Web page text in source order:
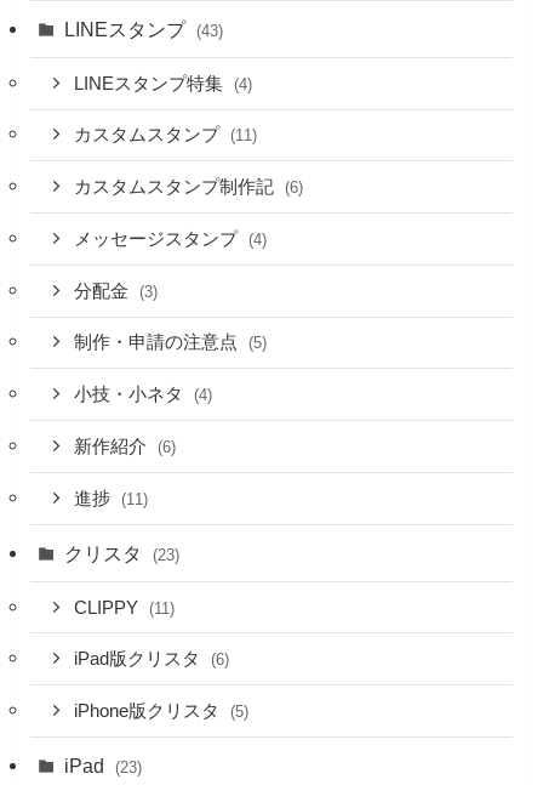
LINEスタンプ (43)
LINEスタンプ特集 (4)
カスタムスタンプ (11)
カスタムスタンプ制作記 (6)
メッセージスタンプ (4)
分配金 (3)
制作・申請の注意点 (5)
小技・小ネタ (4)
新作紹介 (6)
進捗 (11)
クリスタ (23)
CLIPPY (11)
iPad版クリスタ (6)
iPhone版クリスタ (5)
iPad (23)